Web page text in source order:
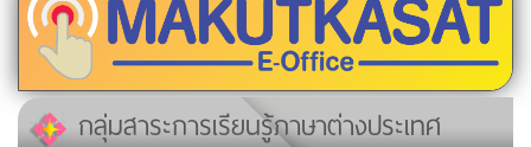
กลุ่มสาระการเรียนรู้ภาษาต่างประเทศ